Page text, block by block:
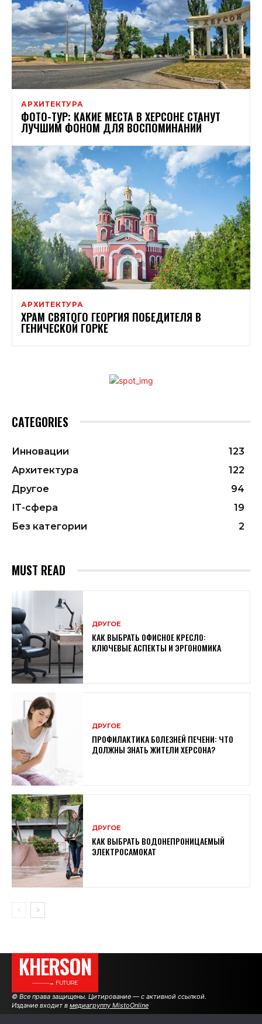
АРХИТЕКТУРА
ФОТО-ТУР: КАКИЕ МЕСТА В ХЕРСОНЕ СТАНУТ
ЛУЧШИМ ФОНОМ ДЛЯ ВОСПОМИНАНИЙ
АРХИТЕКТУРА
ХРАМ СВЯТОГО ГЕОРГИЯ ПОБЕДИТЕЛЯ В
ГЕНИЧЕСКОЙ ГОРКЕ
CATEGORIES
Инновации
123
Архитектура
122
Другое
94
ІТ-сфера
19
Без категории
2
MUST READ
ДРУГОЕ
КАК ВЫБРАТЬ ОФИСНОЕ КРЕСЛО:
КЛЮЧЕВЫЕ АСПЕКТЫ И ЭРГОНОМИКА
ДРУГОЕ
ПРОФИЛАКТИКА БОЛЕЗНЕЙ ПЕЧЕНИ: ЧТО
ДОЛЖНЫ ЗНАТЬ ЖИТЕЛИ ХЕРСОНА?
ДРУГОЕ
КАК ВЫБРАТЬ ВОДОНЕПРОНИЦАЕМЫЙ
ЭЛЕКТРОСАМОКАТ
KHERSON
———→ FUTURE
© Все права защищены. Цитирование — с активной ссылкой.
Издание входит в медиагруппу MistoOnline